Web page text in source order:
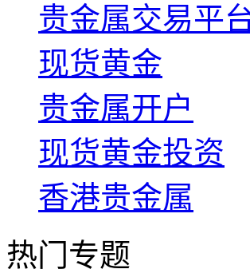
贵金属交易平
现货黄金
贵金属开户
现货黄金投资
香港贵金属
热门专题